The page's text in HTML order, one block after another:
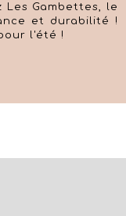
Gambettes, le
et durabilité !
l'été !